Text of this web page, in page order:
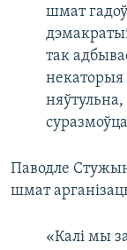
шмат
так
Паводле
шмат
«Калі мы